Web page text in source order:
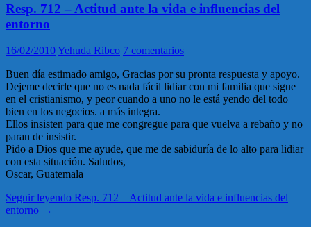
Resp. 712 – Actitud ante la vida e influencias del
entorno
16/02/2010Yehuda Ribco 7 comentarios
Buen día estimado amigo, Gracias por su pronta respuesta y apoyo.
Dejeme decirle que no es nada fácil lidiar con mi familia que sigue
en el cristianismo, y peor cuando a uno no le está yendo del todo
bien en los negocios. a más integra.
Ellos insisten para que me congregue para que vuelva a rebaño y no
paran de insistir.
Pido a Dios que me ayude, que me de sabiduría de lo alto para lidiar
con esta situación. Saludos,
Oscar, Guatemala
Seguir leyendo Resp. 712 – Actitud ante la vida e influencias del
entorno →